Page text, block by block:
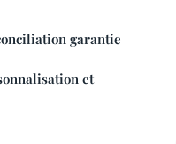
une réconciliation garantie
et